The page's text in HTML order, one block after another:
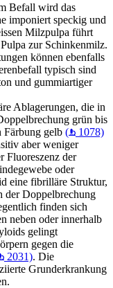
Befall wird das
imponiert speckig und
Milzpulpa führt
zur Schinkenmilz.
können ebenfalls
typisch sind
und gummiartiger
Ablagerungen, die in
grün bis
Färbung gelb (
1078)
aber weniger
Fluoreszenz der
oder
eine fibrilläre Struktur,
der Doppelbrechung
finden sich
neben oder innerhalb
gelingt
gegen die
2031). Die
Grunderkrankung